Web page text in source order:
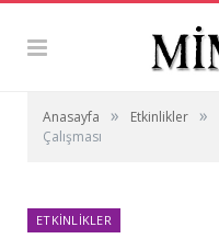
Anasayfa » Etkinlikler »
Çalışması
ETKINLIKLER